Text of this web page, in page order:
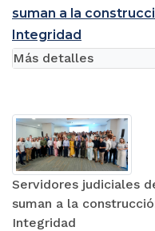
suman a la
Integridad
Servidores judiciales
suman a la
Integridad
Más detalles